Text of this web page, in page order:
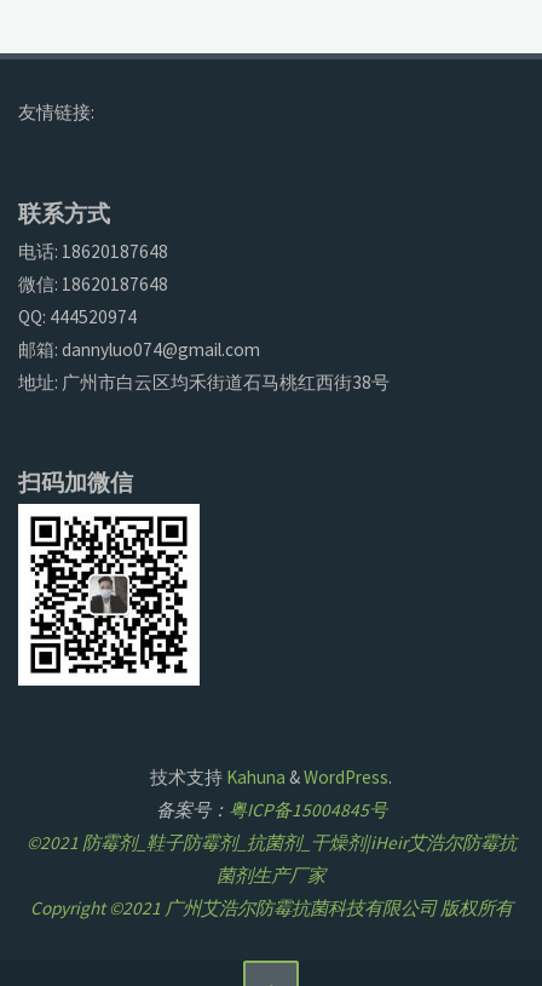
友情链接:
联系方式
电话: 18620187648
微信: 18620187648
QQ: 444520974
邮箱: dannyluo074@gmail.com
地址: 广州市白云区均禾街道石马桃红西街38号
扫码加微信
技术支持 Kahuna &WordPress.
备案号： 粤ICP备15004845号
©2021 防霉剂_鞋子防霉剂_抗菌剂_干燥剂|iHeir艾浩尔防霉抗
菌剂生产厂家
Copyright ©2021 广州艾浩尔防霉抗菌科技有限公司 版权所有